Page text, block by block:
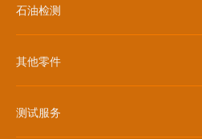
石油检测
其他零件
测试服务